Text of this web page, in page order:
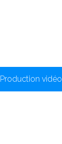
Production vidéo